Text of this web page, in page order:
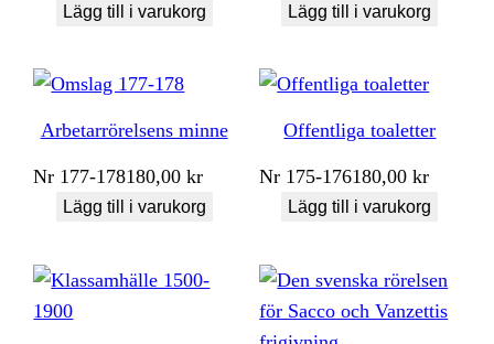
Lägg till i varukorg Lägg till i varukorg
Arbetarrörelsens minne
Nr 177-178180,00kr
Lägg till i varukorg
Offentliga toaletter
Nr 175-176180,00kr
Lägg till i varukorg